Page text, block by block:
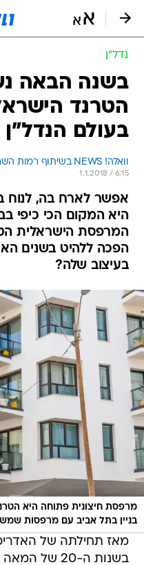
נדל״ן
בשנה הבאה
הטרנד
בעולם הנדל"ן
וואלה! NEWS בשיתוף רמות השרון
1.1.2018 / 6:15
אפשר לארח בה, לנוח
היא המקום הכי כיפי
המרפסת הישראלית
הפכה ללהיט בשנים
בעיצוב שלה?
מרפסת חיצונית פתוחה היא
בניין בתל אביב עם מרפסות שמש
מאז תחילתה של
בשנות ה-20